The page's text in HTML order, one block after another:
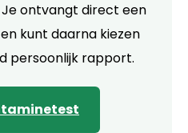
ontvangt direct een
kunt daarna kiezen
persoonlijk rapport.